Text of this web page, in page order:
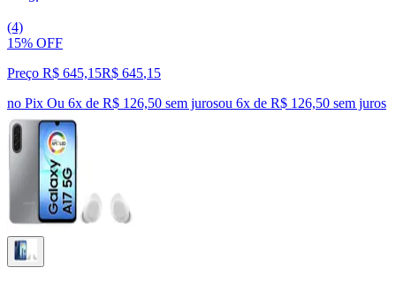
(4)
15% OFF
Preço R$ 645,15R$ 645,15
no Pix Ou 6x de R$ 126,50 sem jurosou 6x de R$ 126,50 sem juros